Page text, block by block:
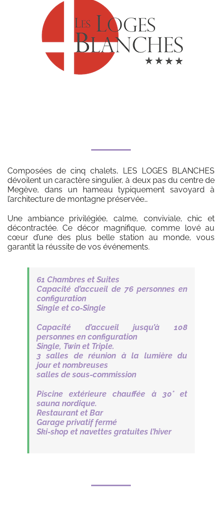
Composées de cinq chalets, LES LOGES BLANCHES
dévoilent uncaractère singulier, à deux pas du centre de
Megève, dans un hameau typiquement savoyard à
l’architecture de montagne préservée…
Une ambiance privilégiée, calme, conviviale, chic et
décontractée. Ce décor magnifique, comme lové au
cœur d’une des plus belle station au monde, vous
garantit la réussite de vos événements.
61 Chambres et Suites
Capacité d’accueil de 76 personnes en
configuration
Single et co-Single
Capacité d’accueil jusqu’à 108
personnes en configuration
Single, Twin et Triple.
3 salles de réunion à la lumière du
jouret nombreuses
salles de sous-commission
Piscine extérieurechauffée à 30°et
sauna nordique.
Restaurant et Bar
Garage privatif fermé
Ski-shop et navettes gratuites l’hiver